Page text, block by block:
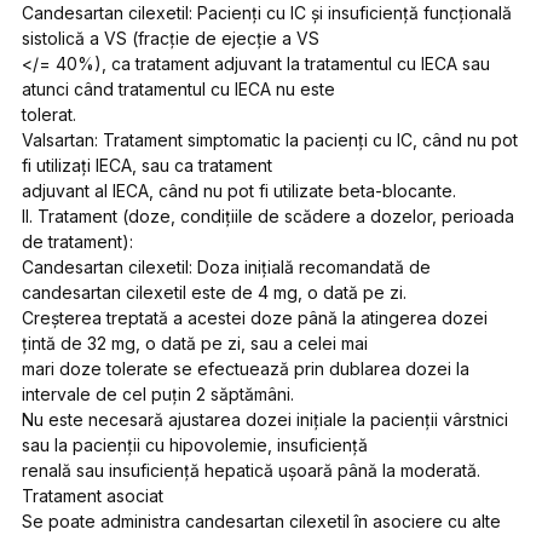
Candesartan cilexetil: Pacienţi cu IC şi insuficienţă funcţională
sistolică a VS (fracţie de ejecţie a VS
</= 40%), ca tratament adjuvant la tratamentul cu IECA sau
atunci când tratamentul cu IECA nu este
tolerat.
Valsartan: Tratament simptomatic la pacienţi cu IC, când nu pot
fi utilizaţi IECA, sau ca tratament
adjuvant al IECA, când nu pot fi utilizate beta-blocante.
II. Tratament (doze, condiţiile de scădere a dozelor, perioada
de tratament):
Candesartan cilexetil: Doza iniţială recomandată de
candesartan cilexetil este de 4 mg, o dată pe zi.
Creşterea treptată a acestei doze până la atingerea dozei
ţintă de 32 mg, o dată pe zi, sau a celei mai
mari doze tolerate se efectuează prin dublarea dozei la
intervale de cel puţin 2 săptămâni.
Nu este necesară ajustarea dozei iniţiale la pacienţii vârstnici
sau la pacienţii cu hipovolemie, insuficienţă
renală sau insuficienţă hepatică uşoară până la moderată.
Tratament asociat
Se poate administra candesartan cilexetil în asociere cu alte